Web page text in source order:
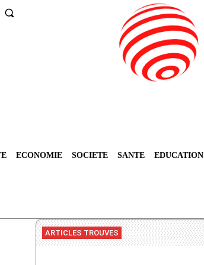
ECONOMIE SOCIETE SANTE EDUCATION
ARTICLES TROUVES